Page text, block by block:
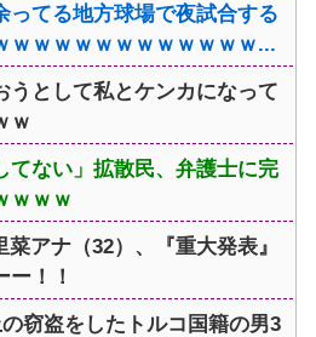
ってる地方球場で夜試合する
ｗｗｗｗｗｗｗｗｗｗｗｗ...
うとして私とケンカになって
ｗ
てない」拡散民、弁護士に完
ｗｗｗ
菜アナ（32）、『重大発表』
！！
の窃盗をしたトルコ国籍の男3